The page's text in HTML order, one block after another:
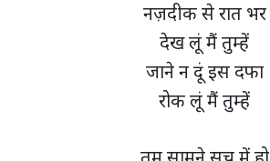
नज़दीक से रात भर
देख लूं मैं तुम्हें
जाने न दूं इस दफा
रोक लूं मैं तुम्हें